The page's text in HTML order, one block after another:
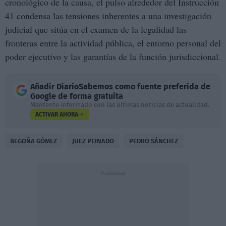
41 condensa las tensiones inherentes a una investigación
judicial que sitúa en el examen de la legalidad las
fronteras entre la actividad pública, el entorno personal del
poder ejecutivo y las garantías de la función jurisdiccional.
Añadir DiarioSabemos como fuente preferida de
Google de forma gratuita
Mantente informado con las últimas noticias de actualidad.
ACTIVAR AHORA
BEGOÑA GÓMEZ JUEZ PEINADO PEDRO SÁNCHEZ